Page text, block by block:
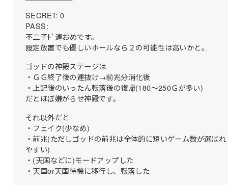
SECRET: 0
PASS:
不二子ﾄﾞ連おめです。
設定放置でも優しいホールなら２の可能性は高いかと。
ゴッドの神殿ステージは
・ＧＧ終了後の連抜け→前兆分消化後
・上記後のいったん転落後の復帰(180～250Ｇが多い)
だとほぼ嫌がらせ神殿です。
それ以外だと
・フェイク(少なめ)
・前兆(ただしゴッドの前兆は全体的に短いゲーム数が選ばれ
やすい)
・(天国などに)モードアップした
・天国or天国待機に移行し、転落した